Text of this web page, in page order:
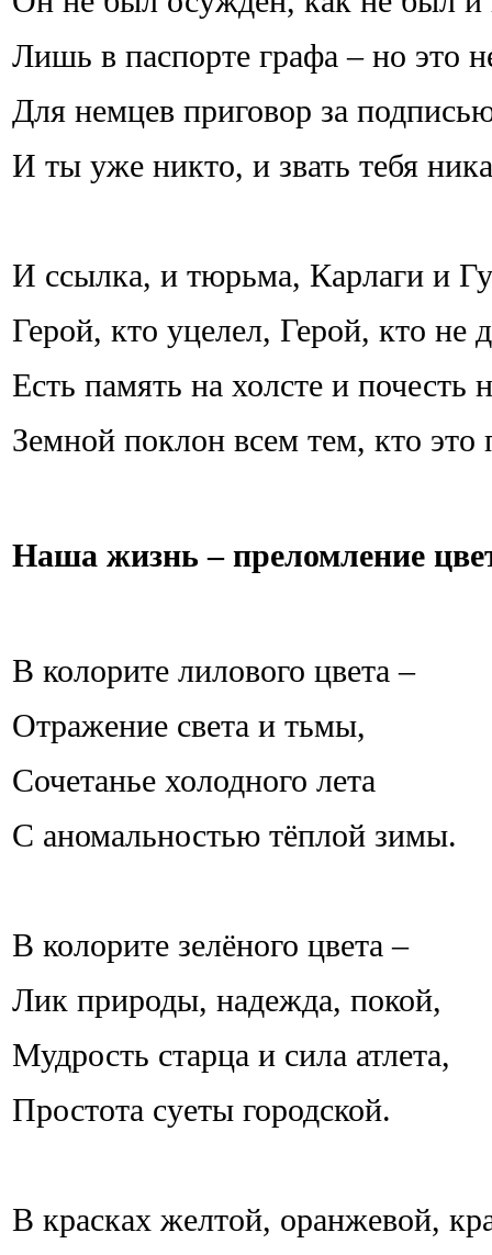
Лишь в паспорте графа – но это
Для немцев приговор за
И ты уже никто, и звать тебя
И ссылка, и тюрьма, Карлаги и
Герой, кто уцелел, Герой, кто не
Есть память на холсте и почесть
Земной поклон всем тем, кто это
Наша жизнь – преломление
В колорите лилового цвета –
Отражение света и тьмы,
Cочетанье холодного лета
С аномальностью тёплой зимы.
В колорите зелёного цвета –
Лик природы, надежда, покой,
Мудрость старца и сила атлета,
Простота суеты городской.
В красках желтой, оранжевой,